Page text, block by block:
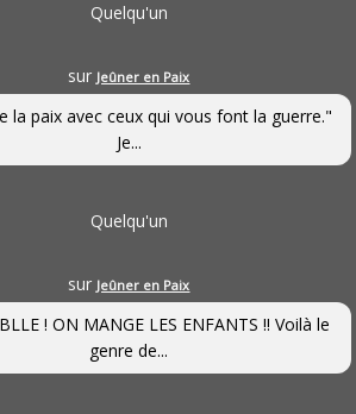
Quelqu'un
sur Jeûner en Paix
la paix avec ceux qui vous font la guerre."
Je...
Quelqu'un
sur Jeûner en Paix
! ON MANGE LES ENFANTS !! Voilà le
genre de...